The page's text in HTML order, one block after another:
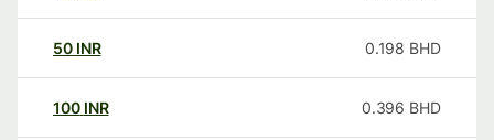
50 INR 0.198 BHD
100 INR 0.396 BHD